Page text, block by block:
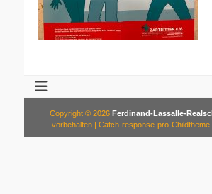
Copyright © 2026 Ferdinand-Lassalle-
vorbehalten | Catch-response-pro-Childtheme